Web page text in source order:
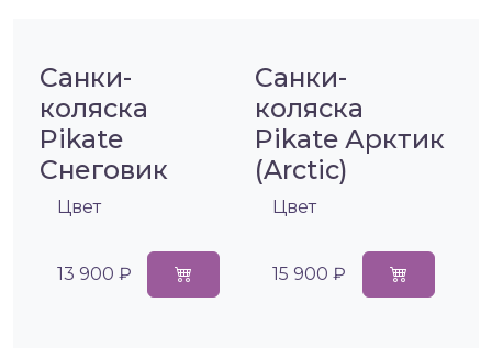
Санки-
коляска
Pikate
Снеговик
Цвет
13 900 ₽
Санки-
коляска
Pikate Арктик
(Arctic)
Цвет
15 900 ₽